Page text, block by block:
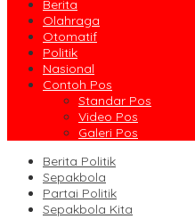
Berita
Olahraga
Otomatif
Politik
Nasional
Contoh Pos
Standar Pos
Video Pos
Galeri Pos
Berita Politik
Sepakbola
Partai Politik
Sepakbola Kita